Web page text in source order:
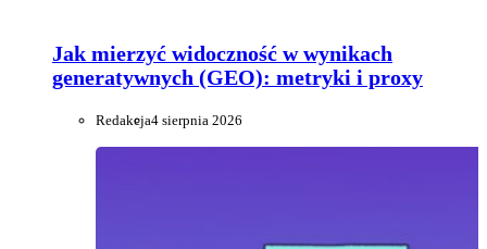
Jak mierzyć widoczność w wynikach
generatywnych (GEO): metryki i proxy
Redakcja4 sierpnia 2026